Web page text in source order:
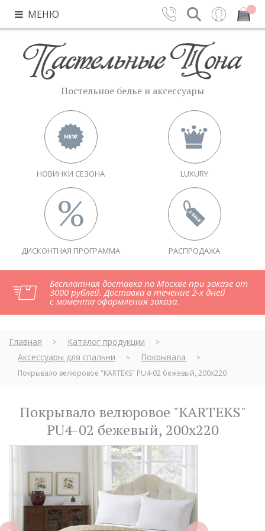
МЕНЮ Вход Закрыть
Постельное белье и аксессуары
НОВИНКИ СЕЗОНА LUXURY
ДИСКОНТНАЯ ПРОГРАММА РАСПРОДАЖА
Бесплатная доставка по Москве при заказе от
3000 рублей. Доставка в течение 2-х дней
с момента оформления заказа.
Главная > Каталог продукции >
Аксессуары для спальни > Покрывала
>
Покрывало велюровое "KARTEKS" PU4-02 бежевый, 200х220
Покрывало велюровое "KARTEKS"
PU4-02 бежевый, 200х220
next